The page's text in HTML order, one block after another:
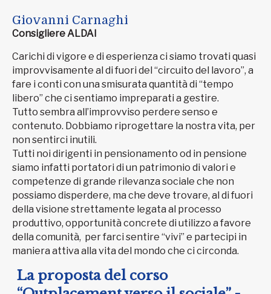
Giovanni Carnaghi
Consigliere ALDAI
Carichi di vigore e di esperienza ci siamo trovati quasi
improvvisamente al di fuori del “circuito del lavoro”, a
fare i conti con una smisurata quantità di “tempo
libero” che ci sentiamo impreparati a gestire.
Tutto sembra all’improvviso perdere senso e
contenuto. Dobbiamo riprogettare la nostra vita, per
non sentirci inutili.
Tutti noi dirigenti in pensionamento od in pensione
siamo infatti portatori di un patrimonio di valori e
competenze di grande rilevanza sociale che non
possiamo disperdere, ma che deve trovare, al di fuori
della visione strettamente legata al processo
produttivo, opportunità concrete di utilizzo a favore
della comunità, per farci sentire “vivi” e partecipi in
maniera attiva alla vita del mondo che ci circonda.
La proposta del corso